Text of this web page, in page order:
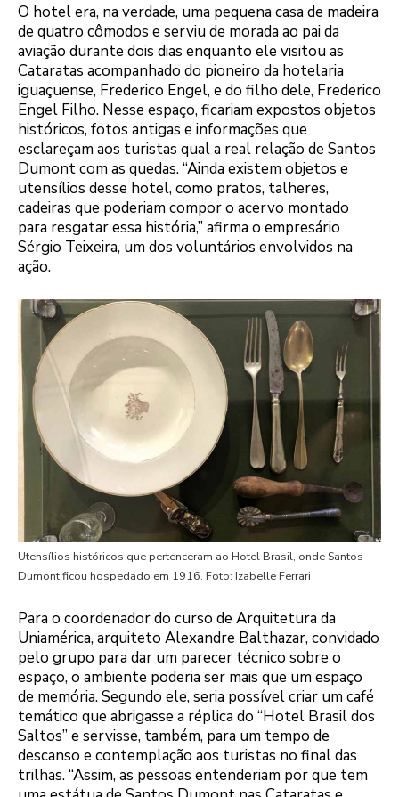
O hotel era, na verdade, uma pequena casa de madeira
de quatro cômodos e serviu de morada ao pai da
aviação durante dois dias enquanto ele visitou as
Cataratas acompanhado do pioneiro da hotelaria
iguaçuense, Frederico Engel, e do filho dele, Frederico
Engel Filho. Nesse espaço, ficariam expostos objetos
históricos, fotos antigas e informações que
esclareçam aos turistas qual a real relação de Santos
Dumont com as quedas. “Ainda existem objetos e
utensílios desse hotel, como pratos, talheres,
cadeiras que poderiam compor o acervo montado
para resgatar essa história,” afirma o empresário
Sérgio Teixeira, um dos voluntários envolvidos na
ação.
Utensílios históricos que pertenceram ao Hotel Brasil, onde Santos
Dumont ficou hospedado em 1916. Foto: Izabelle Ferrari
Para o coordenador do curso de Arquitetura da
Uniamérica, arquiteto Alexandre Balthazar, convidado
pelo grupo para dar um parecer técnico sobre o
espaço, o ambiente poderia ser mais que um espaço
de memória. Segundo ele, seria possível criar um café
temático que abrigasse a réplica do “Hotel Brasil dos
Saltos” e servisse, também, para um tempo de
descanso e contemplação aos turistas no final das
trilhas. “Assim, as pessoas entenderiam por que tem